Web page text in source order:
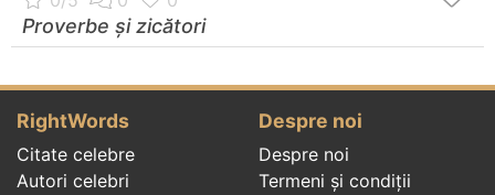
Proverbe și zicători
RightWords
Citate celebre
Autori celebri
Despre noi
Despre noi
Termeni și condiții